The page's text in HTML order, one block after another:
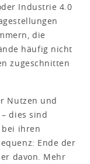
Industrie 4.0
die
häufig nicht
zugeschnitten
Nutzen und
dies sind
bei ihren
Ende der
davon. Mehr